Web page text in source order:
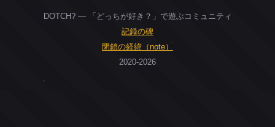
DOTCH? — 「どっちが好き？」で遊ぶコミュニティ
記録の碑
閉鎖の経緯（note）
2020-2026